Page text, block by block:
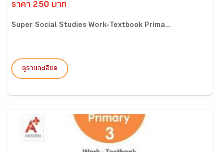
ราคา 250 บาท
Super Social Studies Work-Textbook Prima...
ดูรายละเอียด